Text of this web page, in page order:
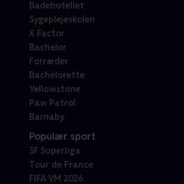
Badehotellet
Sygeplejeskolen
X Factor
Bachelor
Forræder
Bachelorette
Yellowstone
Paw Patrol
Barnaby
Populær sport
3F Superliga
Tour de France
FIFA VM 2026